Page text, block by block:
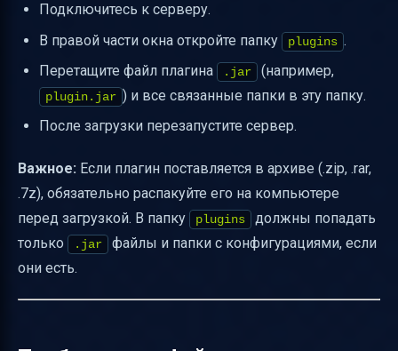
Подключитесь к серверу.
В правой части окна откройте папку
plugins .
Перетащите файл плагина
.jar (например,
plugin.jar ) и все связанные папки в эту папку.
После загрузки перезапустите сервер.
Важное: Если плагин поставляется в архиве (.zip, .rar,
.7z), обязательно распакуйте его на компьютере
перед загрузкой. В папку
plugins
должны попадать
только
.jar
файлы и папки с конфигурациями, если
они есть.